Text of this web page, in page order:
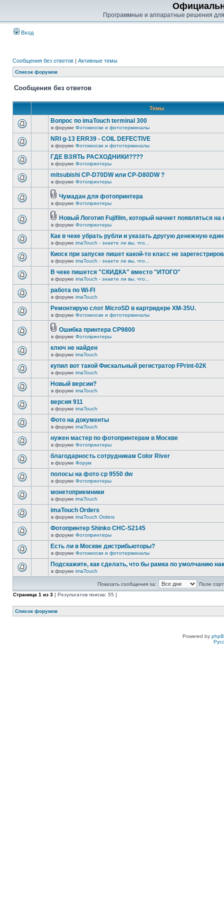
Программные и аппаратные решения
Вход
Сообщения без ответов | Активные темы
Список форумов
Сообщения без ответов
Темы
Вопрос по imaTouch terminal 300
в форуме Фотокиоски и фототерминалы
NRI g-13 ERR39 - COIL DEFECTIVE
в форуме Фотокиоски и фототерминалы
ГДЕ ВЗЯТЬ РАСХОДНИКИ????
в форуме Фотопринтеры
mitsubishi CP-D70DW или CP-D80DW ?
в форуме Фотопринтеры
Чумадан для фотопринтера
в форуме Фотопринтеры
Новый Логотип Fujifilm, который начнет появляться на
в форуме Фотопринтеры
Как в чеке убрать рубли и указать другую денежную
в форуме imaTouch - знаете ли вы, что...
Киоск при запуске пишет какой-то класс не
в форуме imaTouch - знаете ли вы, что...
В чеке пишется "СКИДКА" вместо "ИТОГО"
в форуме imaTouch - знаете ли вы, что...
работа по Wi-FI
в форуме imaTouch
Ремонтирую слот MicroSD в картридере XM-35U.
в форуме Фотокиоски и фототерминалы
Ошибка принтера CP9800
в форуме Фотопринтеры
ключ не найден
в форуме imaTouch
купил вот такой Фискальный регистратор FPrint-02К
в форуме imaTouch
Новый версии?
в форуме imaTouch
версия 911
в форуме imaTouch
Фото на документы
в форуме imaTouch
нужен мастер по фотопринтерам в Москве
в форуме Фотопринтеры
благодарность сотрудникам Color River
в форуме Форум
полосы на фото cp 9550 dw
в форуме Фотопринтеры
монетоприемники
в форуме imaTouch
imaTouch Orders
в форуме imaTouch Orders
Фотопринтер Shinko CHC-S2145
в форуме Фотопринтеры
Есть ли в Москве дистрибьюторы?
в форуме Фотокиоски и фототерминалы
Подскажите, как сделать, что бы рамка по умолчанию
в форуме imaTouch
Показать сообщения за:
Поле
Страница 1 из 3 [ Результатов поиска: 55 ]
Список форумов
Powered by